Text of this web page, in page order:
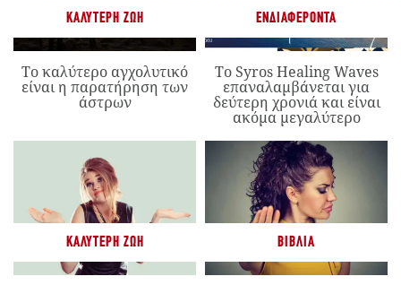
ΚΑΛΎΤΕΡΗ ΖΩΉ
Το καλύτερο αγχολυτικό
είναι η παρατήρηση των
άστρων
ΕΝΔΙΑΦΈΡΟΝΤΑ
Το Syros Healing Waves
επαναλαμβάνεται για
δεύτερη χρονιά και είναι
ακόμα μεγαλύτερο
ΚΑΛΎΤΕΡΗ ΖΩΉ ΒΙΒΛΊΑ